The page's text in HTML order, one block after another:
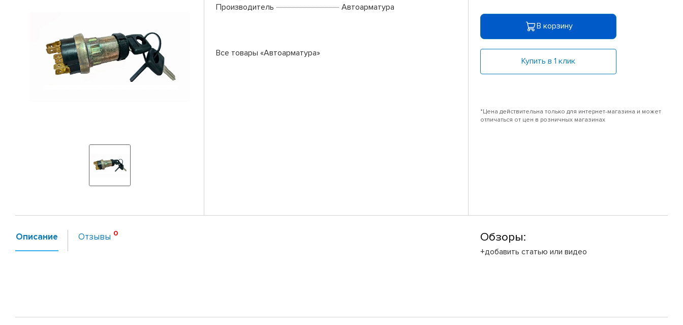
Производитель
Автоарматура
Все товары «Автоарматура»
В корзину
Купить в 1 клик
*Цена действительна только для интернет-магазина и может
отличаться от цен в розничных магазинах
Описание Отзывы Обзоры:
+добавить статью или видео